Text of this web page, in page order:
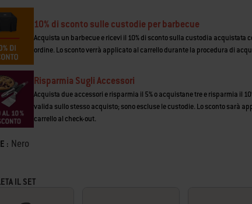
10% di sconto sulle custodie per barbecue
Acquista un barbecue e ricevi il 10% di sconto sulla custodia acquistata
ordine. Lo sconto verrà applicato al carrello durante la procedura di
Risparmia Sugli Accessori
Acquista due accessori e risparmia il 5% o acquistane tre e risparmia il
valida sullo stesso acquisto; sono escluse le custodie. Lo sconto sarà
carrello al check-out.
: Nero
IL SET